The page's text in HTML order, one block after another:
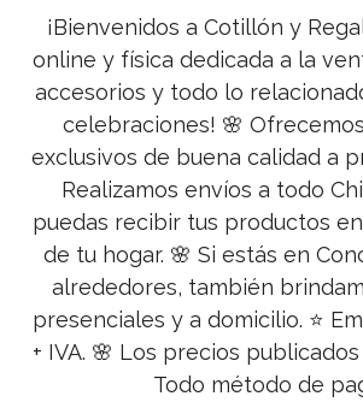
¡Bienvenidos a Cotillón y
online y física dedicada a la
accesorios y todo lo
celebraciones! 🌸
exclusivos de buena calidad a
Realizamos envíos a todo
puedas recibir tus productos
de tu hogar. 🌸 Si estás en
alrededores, también
presenciales y a domicilio. ⭐
+ IVA. 🌸 Los precios publicados
Todo método de